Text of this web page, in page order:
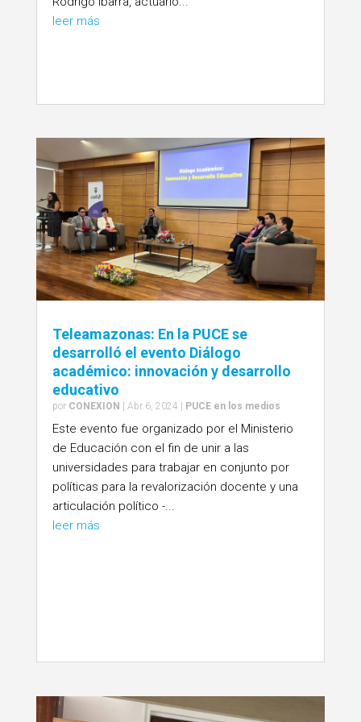
leer más
Teleamazonas: En la PUCE se
desarrolló el evento Diálogo
académico: innovación y desarrollo
educativo
por CONEXION | Abr 6, 2024 | PUCE en los medios
Este evento fue organizado por el Ministerio
de Educación con el fin de unir a las
universidades para trabajar en conjunto por
políticas para la revalorización docente y una
articulación político -...
leer más